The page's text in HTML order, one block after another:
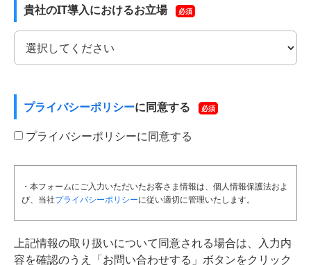
貴社のIT導入におけるお立場 必須
プライバシーポリシーに同意する 必須
プライバシーポリシーに同意する
・本フォームにご入力いただいたお客さま情報は、個人情報保護法およ
び、当社プライバシーポリシーに従い適切に管理いたします。
上記情報の取り扱いについて同意される場合は、入力内
容を確認のうえ「お問い合わせする」ボタンをクリック